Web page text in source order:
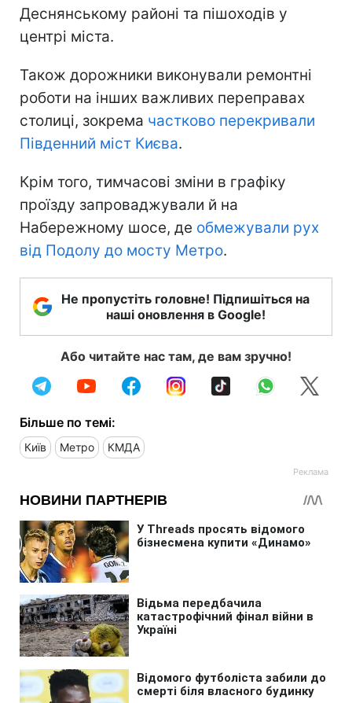
Деснянському районі та пішоходів у
центрі міста.
Також дорожники виконували ремонтні
роботи на інших важливих переправах
столиці, зокрема частково перекривали
Південний міст Києва.
Крім того, тимчасові зміни в графіку
проїзду запроваджували й на
Набережному шосе, де обмежували рух
від Подолу до мосту Метро.
Не пропустіть головне! Підпишіться на
наші оновлення в Google!
Або читайте нас там, де вам зручно!
Більше по темі:
Київ Метро КМДА